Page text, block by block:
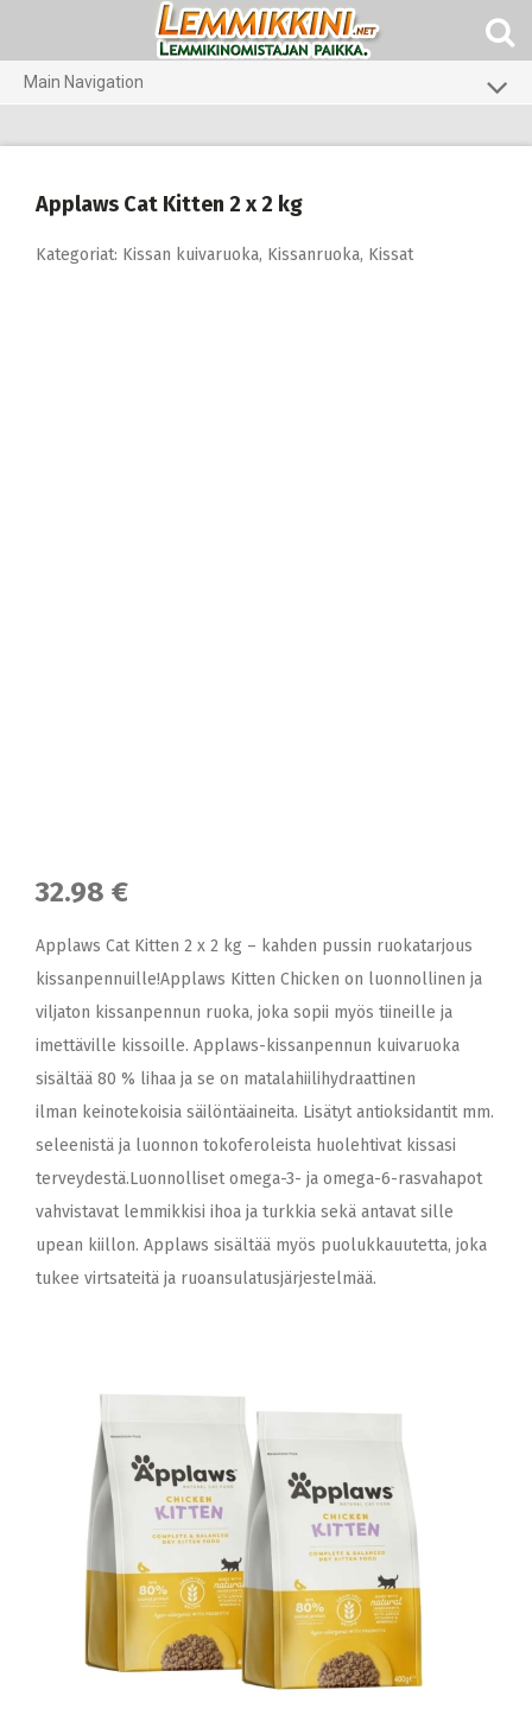
Main Navigation
Pieneläimet
Applaws Cat Kitten 2 x 2 kg
Kategoriat: Kissan kuivaruoka, Kissanruoka, Kissat
32.98 €
Applaws Cat Kitten 2 x 2 kg – kahden pussin ruokatarjous
kissanpennuille!Applaws Kitten Chicken on luonnollinen ja
viljaton kissanpennun ruoka, joka sopii myös tiineille ja
imettäville kissoille. Applaws-kissanpennun kuivaruoka
sisältää 80 % lihaa ja se on matalahiilihydraattinen
ilman keinotekoisia säilöntäaineita. Lisätyt antioksidantit mm.
seleenistä ja luonnon tokoferoleista huolehtivat kissasi
terveydestä.Luonnolliset omega-3- ja omega-6-rasvahapot
vahvistavat lemmikkisi ihoa ja turkkia sekä antavat sille
upean kiillon. Applaws sisältää myös puolukkauutetta, joka
tukee virtsateitä ja ruoansulatusjärjestelmää.